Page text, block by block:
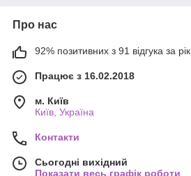
Про нас
92% позитивних з 91 відгука за рік
Працює з 16.02.2018
м. Київ
Київ, Україна
Контакти
Сьогодні вихідний
Показати весь графік роботи